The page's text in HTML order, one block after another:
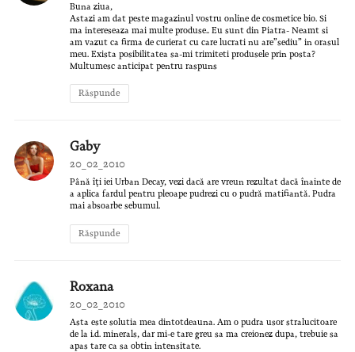
Buna ziua,
Astazi am dat peste magazinul vostru online de cosmetice bio. Si
ma intereseaza mai multe produse.. Eu sunt din Piatra- Neamt si
am vazut ca firma de curierat cu care lucrati nu are”sediu” in orasul
meu. Exista posibilitatea sa-mi trimiteti produsele prin posta?
Multumesc anticipat pentru raspuns
Răspunde
Gaby
20_02_2010
Până îţi iei Urban Decay, vezi dacă are vreun rezultat dacă înainte de
a aplica fardul pentru pleoape pudrezi cu o pudră matifiantă. Pudra
mai absoarbe sebumul.
Răspunde
Roxana
20_02_2010
Asta este solutia mea dintotdeauna. Am o pudra usor stralucitoare
de la i.d. minerals, dar mi-e tare greu sa ma creionez dupa, trebuie sa
apas tare ca sa obtin intensitate.